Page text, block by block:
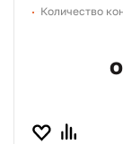
Количество